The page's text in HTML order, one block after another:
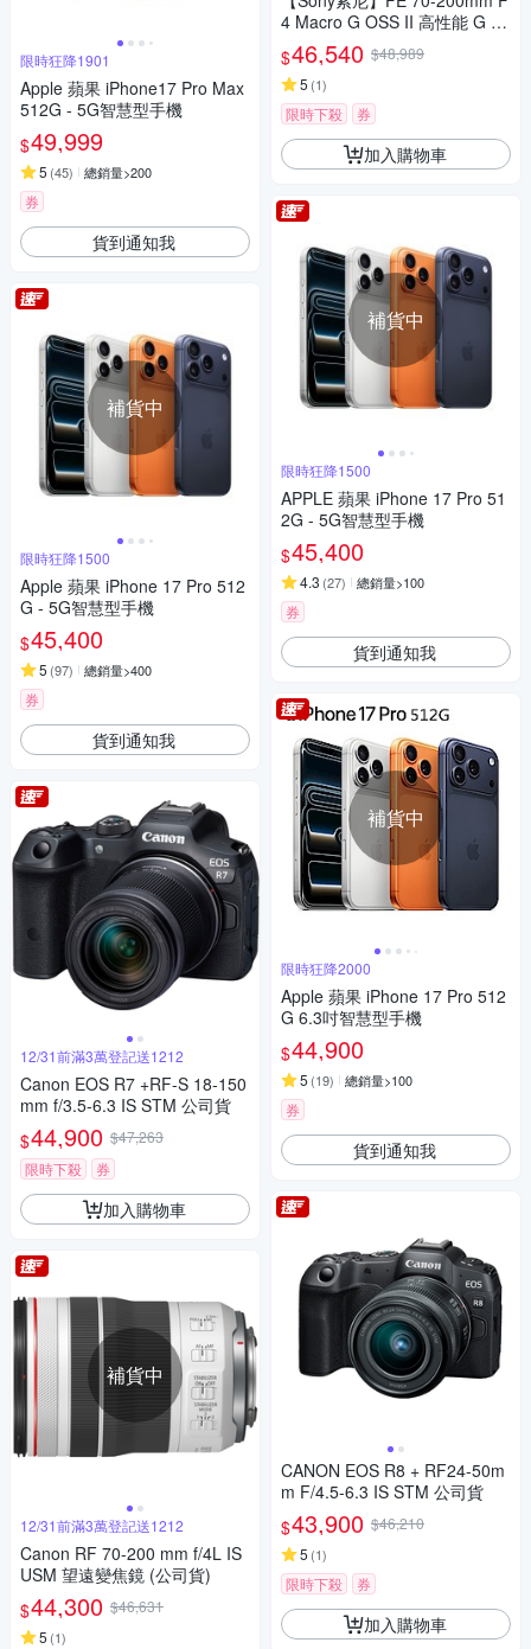
限時狂降1901
Apple 蘋果 iPhone17 Pro Max
512G - 5G智慧型手機
$49,999
5 (45) 總銷量>200
券
貨到通知我
補貨中
限時狂降1500
Apple 蘋果 iPhone 17 Pro 512
G - 5G智慧型手機
$45,400
5 (97) 總銷量>400
券
貨到通知我
12/31前滿3萬登記送1212
Canon EOS R7 +RF-S 18-150
mm f/3.5-6.3 IS STM 公司貨
$44,900 $47,263
限時下殺
券
加入購物車
補貨中
12/31前滿3萬登記送1212
Canon RF 70-200 mm f/4L IS
USM 望遠變焦鏡 (公司貨)
$44,300 $46,631
5 (1)
4 Macro G OSS II 高性能 G 系
列望遠變焦鏡頭 SEL70200G2
(公司貨 保固24個月)
$46,540 $48,989
5 (1)
限時下殺 券
加入購物車
補貨中
限時狂降1500
APPLE 蘋果 iPhone 17 Pro 51
2G - 5G智慧型手機
$45,400
4.3 (27) 總銷量>100
券
貨到通知我
補貨中
限時狂降2000
Apple 蘋果 iPhone 17 Pro 512
G 6.3吋智慧型手機
$44,900
5 (19) 總銷量>100
券
貨到通知我
CANON EOS R8 + RF24-50m
m F/4.5-6.3 IS STM 公司貨
$43,900 $46,210
5 (1)
限時下殺 券
加入購物車